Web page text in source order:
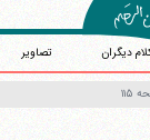
دیگران تصاویر